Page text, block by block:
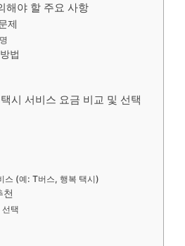
해야 할 주요 사항
제
법
시 서비스 요금 비교 및 선택
스 (예: T버스, 행복 택시)
천
택